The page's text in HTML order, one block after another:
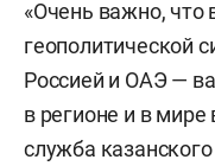
«Очень важно, что
геополитической
Россией и ОАЭ —
в регионе и в
служба